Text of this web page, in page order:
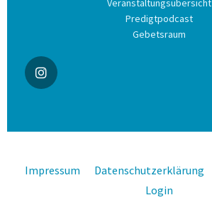
Veranstaltungsübersicht
Predigtpodcast
Gebetsraum
Impressum Datenschutzerklärung
Login